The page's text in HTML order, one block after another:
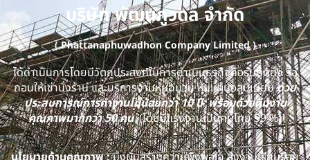
บริษัท พัฒนภูวดล จำกัด
( Phattanaphuwadhon Company Limited )
ได้ดำเนินการโดยมีวัตถุประสงค์ในการดำเนินธุรกิจคือรับติดตั้ง รื้อ
ถอนให้เช่านั่งร้าน และบริการงานหุ้มฉนวน หุ้มแผ่นอลูมิเนียมด้วย
ประสบการณ์การทำงานไม่น้อยกว่า 10 ปี พร้อมด้วยทีมงาน
คุณภาพมากกว่า 50 คน(โดยมีแรงงานเป็นคนไทย 99 %)